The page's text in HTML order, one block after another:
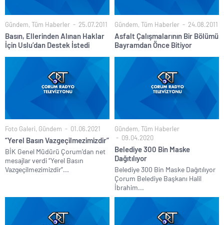
Gündem, Tüm Haberler 25.07.2011
Basın, Ellerinden Alınan Haklar
İçin Uslu’dan Destek İstedi
Gündem, Tüm Haberler 24.08.2011
Asfalt Çalışmalarının Bir Bölümü
Bayramdan Önce Bitiyor
Foto Galeri, Gündem 01.06.2021
“Yerel Basın Vazgeçilmezimizdir”
BİK Genel Müdürü Çorum’dan net
mesajlar verdi “Yerel Basın
Vazgeçilmezimizdir”...
Gündem, Tüm Haberler
09.04.2020
Belediye 300 Bin Maske
Dağıtılıyor
Belediye 300 Bin Maske Dağıtılıyor
Çorum Belediye Başkanı Halil
İbrahim...